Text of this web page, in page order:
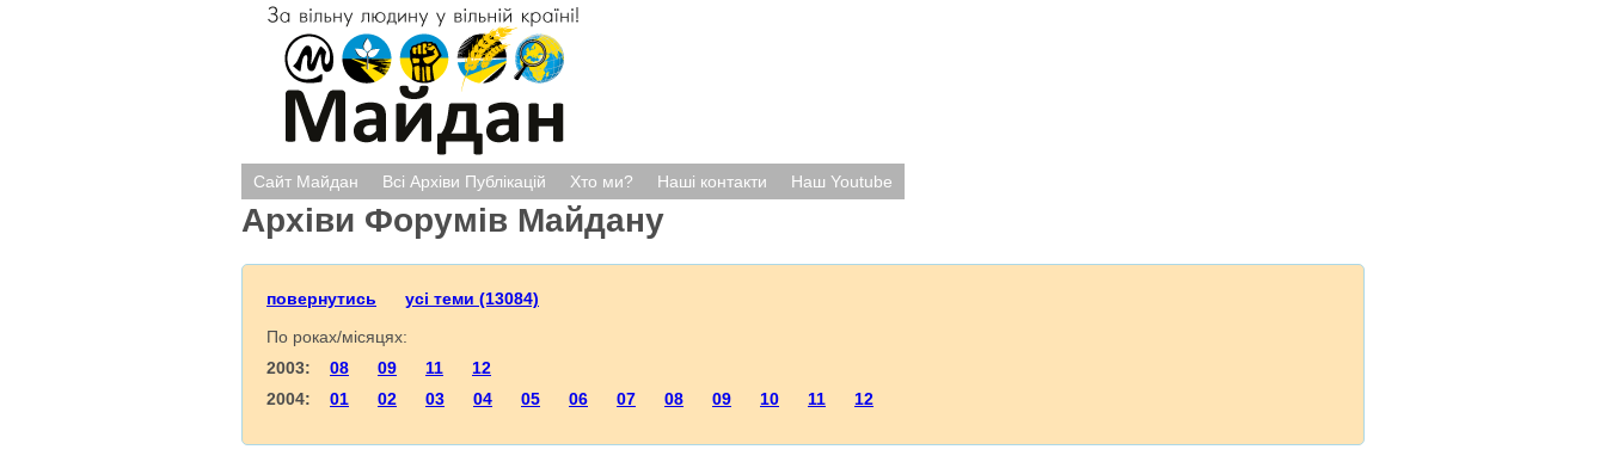
Сайт Майдан Всі Архіви Публікацій Хто ми? Наші контакти Наш Youtube
Архіви Форумів Майдану
повернутись
усі теми (13084)
По роках/місяцях:
2003: 08 09 11
12
2004: 01 02 03 04 05 06 07 08 09 10 11 12